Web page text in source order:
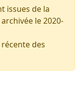
issues de la
le 2020-
des